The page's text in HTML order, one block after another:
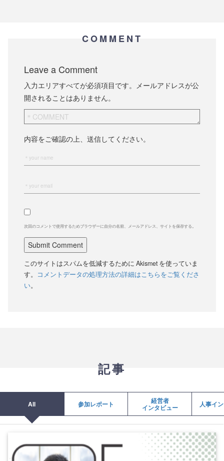
COMMENT
Leave a Comment
入力エリアすべてが必須項目です。メールアドレスが公
開されることはありません。
内容をご確認の上、送信してください。
次回のコメントで使用するためブラウザーに自分の名前、メールアドレス、サイトを保存する。
このサイトはスパムを低減するために Akismet を使っていま
す。
コメントデータの処理方法の詳細はこちらをご覧くださ
い。
記事
All 参加レポート 経営者
インタビュー 人事イ